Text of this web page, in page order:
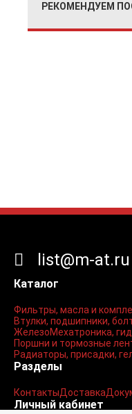
РЕКОМЕНДУЕМ
Каталог
Фильтры, масла и
Втулки, подшипники,
ЖелезоМехатроника,
Поршни и тормозные
Радиаторы, присадки,
Разделы
КонтактыДоставка
Личный кабинет
list@m-at.ru